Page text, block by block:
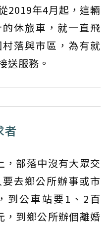
2019年4月起，這輛
休旅車，就一直飛
落與市區，為有就
送服務。
者
，部落中沒有大眾交
去鄉公所辦事或市
到公車站要1、2百
，到鄉公所辦個離婚